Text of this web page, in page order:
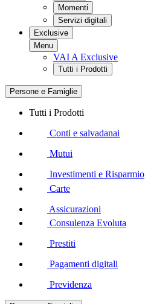
Momenti
Servizi digitali
Exclusive
Menu
VAI A Exclusive
Tutti i Prodotti
Persone e Famiglie
Tutti i Prodotti
Conti e salvadanai
Mutui
Investimenti e Risparmio
Carte
Assicurazioni
Consulenza Evoluta
Prestiti
Pagamenti digitali
Previdenza